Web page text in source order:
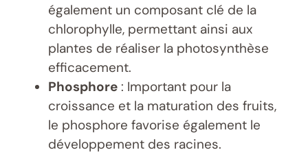
également un composant clé de la
chlorophylle, permettant ainsi aux
plantes de réaliser la photosynthèse
efficacement.
Phosphore : Important pour la
croissance et la maturation des fruits,
le phosphore favorise également le
développement des racines.